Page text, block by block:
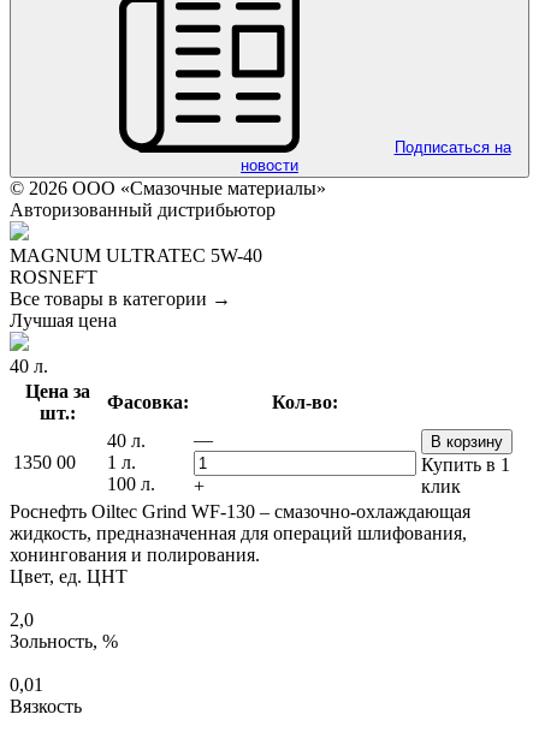
Подписаться на
новости
© 2026 ООО «Смазочные материалы»
Авторизованный дистрибьютор
MAGNUM ULTRATEC 5W-40
ROSNEFT
Все товары в категории →
Лучшая цена
40 л.
Цена за
шт.:
Фасовка: Кол-во:
1350 00
40 л.
1 л.
100 л.
—
+
В корзину
Купить в 1
клик
Роснефть Oiltec Grind WF-130 – смазочно-охлаждающая
жидкость, предназначенная для операций шлифования,
хонингования и полирования.
Цвет, ед. ЦНТ
2,0
Зольность, %
0,01
Вязкость